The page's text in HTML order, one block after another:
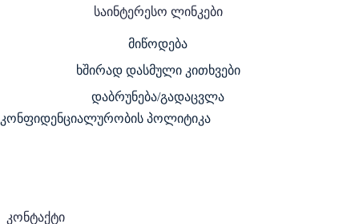
საინტერესო ლინკები
მიწოდება
ხშირად დასმული კითხვები
დაბრუნება/გადაცვლა
კონფიდენციალურობის პოლიტიკა
კონტაქტი